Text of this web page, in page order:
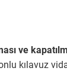
ve
kılavuz